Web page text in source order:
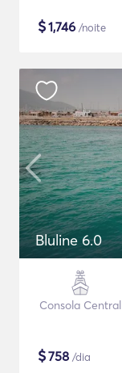
$1,746 /noite
Bluline 6.0
Consola Central
$758 /dia